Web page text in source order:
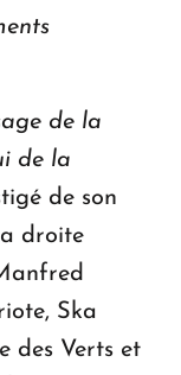
de la
de la
de son
droite
Ska
des Verts et